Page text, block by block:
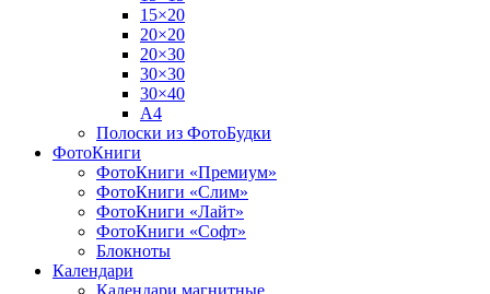
15×20
20×20
20×30
30×30
30×40
A4
Полоски из ФотоБудки
ФотоКниги
ФотоКниги «Премиум»
ФотоКниги «Слим»
ФотоКниги «Лайт»
ФотоКниги «Софт»
Блокноты
Календари
Календари магнитные